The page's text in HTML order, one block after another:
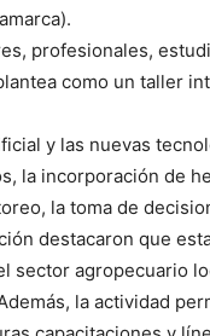
profesionales,
como un taller
y las nuevas
la incorporación de
la toma de
destacaron que
sector agropecuario
la actividad